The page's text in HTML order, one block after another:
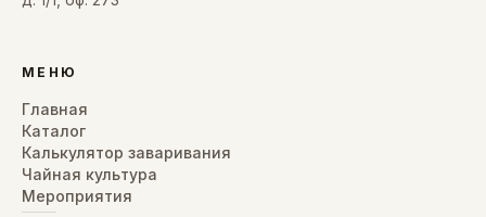
МЕНЮ
Главная
Каталог
Калькулятор заваривания
Чайная культура
Мероприятия